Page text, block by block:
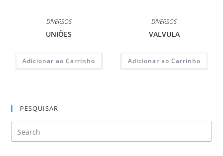
DIVERSOS
UNIÕES
Adicionar ao Carrinho
DIVERSOS
VALVULA
Adicionar ao Carrinho
PESQUISAR